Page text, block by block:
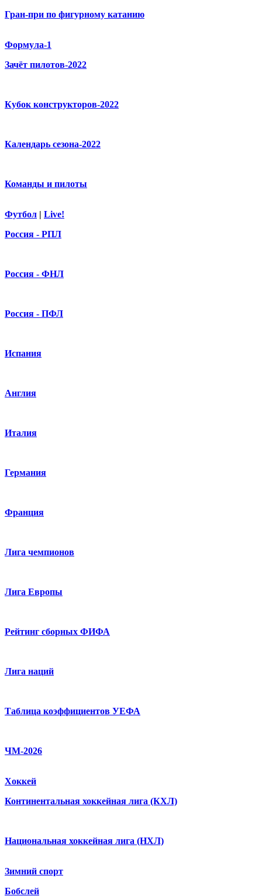
Гран-при по фигурному катанию
Формула-1
Зачёт пилотов-2022
Кубок конструкторов-2022
Календарь сезона-2022
Команды и пилоты
Футбол | Live!
Россия - РПЛ
Россия - ФНЛ
Россия - ПФЛ
Испания
Англия
Италия
Германия
Франция
Лига чемпионов
Лига Европы
Рейтинг сборных ФИФА
Лига наций
Таблица коэффициентов УЕФА
ЧМ-2026
Хоккей
Континентальная хоккейная лига (КХЛ)
Национальная хоккейная лига (НХЛ)
Зимний спорт
Бобслей